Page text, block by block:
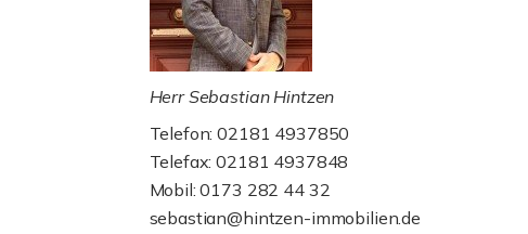
Herr Sebastian Hintzen
Telefon: 02181 4937850
Telefax: 02181 4937848
Mobil: 0173 282 44 32
sebastian@hintzen-immobilien.de